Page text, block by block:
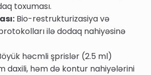
toxuması.
Bio-restrukturizasiya və
ilə dodaq nahiyəsinə
həcmli şprislər (2.5 ml)
daxili, həm də kontur nahiyələrini